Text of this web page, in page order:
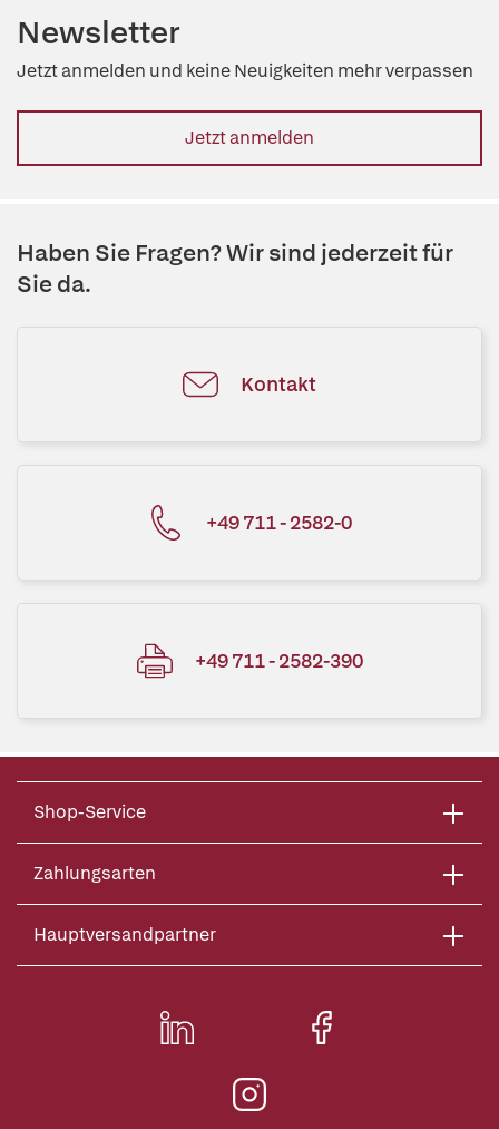
Newsletter
Jetzt anmelden und keine Neuigkeiten mehr verpassen
Jetzt anmelden
Haben Sie Fragen? Wir sind jederzeit für
Sie da.
Kontakt
+49 711 - 2582-0
+49 711 - 2582-390
Shop-Service
Zahlungsarten
Hauptversandpartner